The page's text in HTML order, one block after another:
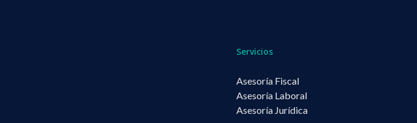
Servicios
Asesoría Fiscal
Asesoría Laboral
Asesoría Jurídica